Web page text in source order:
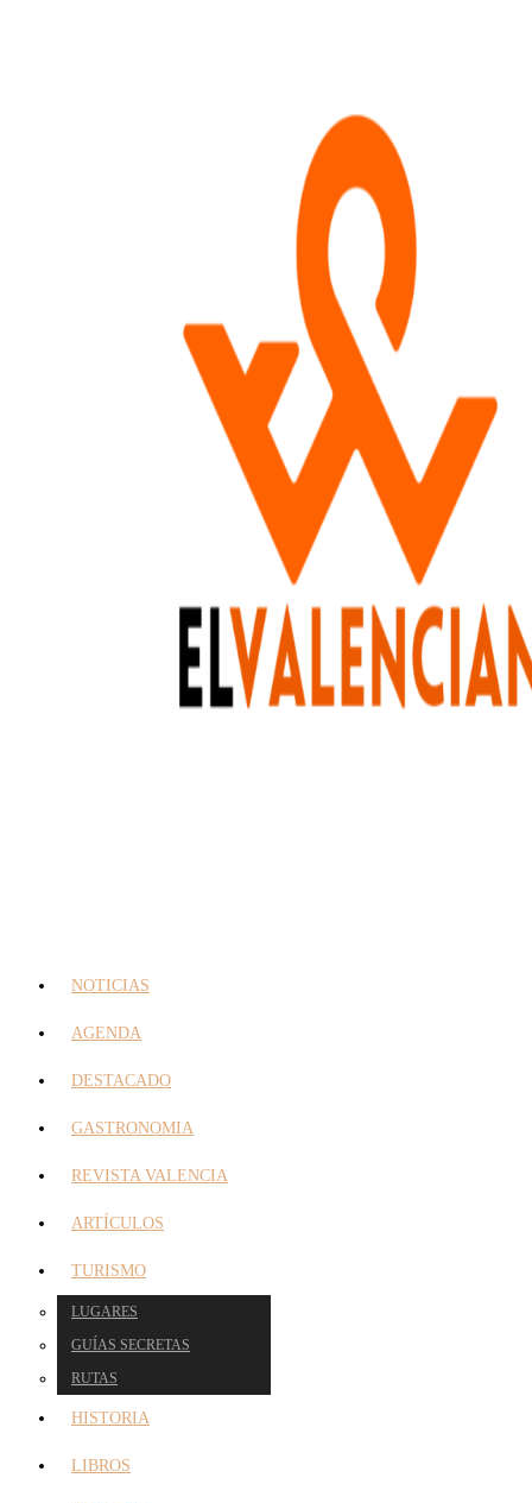
NOTICIAS
AGENDA
DESTACADO
GASTRONOMIA
REVISTA VALENCIA
ARTÍCULOS
TURISMO
LUGARES
GUÍAS SECRETAS
RUTAS
HISTORIA
LIBROS